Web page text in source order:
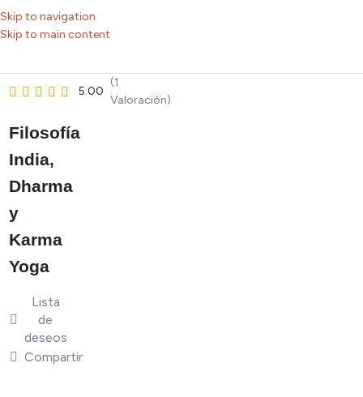
Skip to navigation
Skip to main content
5.00
(1
Valoración)
Filosofía
India,
Dharma
y
Karma
Yoga
Lista
de
deseos
Compartir